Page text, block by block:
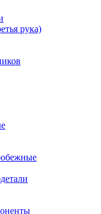
рука)